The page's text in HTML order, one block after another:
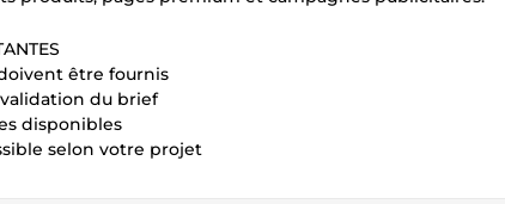
être fournis
du brief
disponibles
selon votre projet